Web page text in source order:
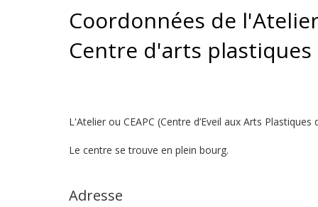
Coordonnées de
Centre d'arts plastiques
L'Atelier ou CEAPC (Centre d’Eveil aux Arts
Le centre se trouve en plein bourg.
Adresse